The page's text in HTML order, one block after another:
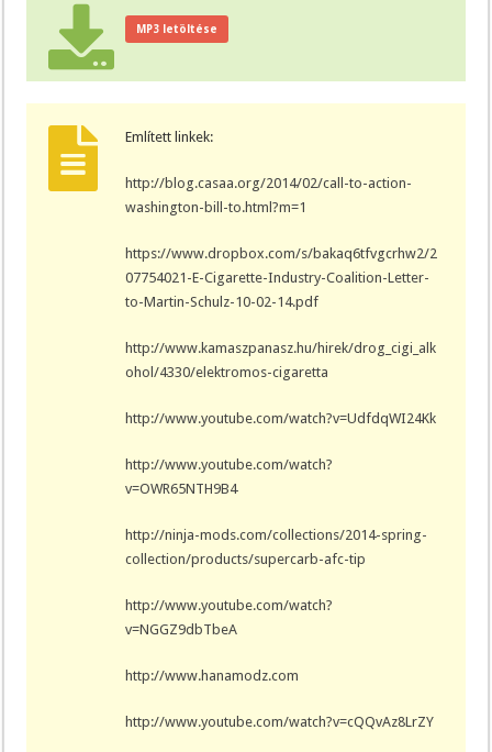
MP3 letöltése
Említett linkek:
http://blog.casaa.org/2014/02/call-to-action-
washington-bill-to.html?m=1
https://www.dropbox.com/s/bakaq6tfvgcrhw2/2
07754021-E-Cigarette-Industry-Coalition-Letter-
to-Martin-Schulz-10-02-14.pdf
http://www.kamaszpanasz.hu/hirek/drog_cigi_alk
ohol/4330/elektromos-cigaretta
http://www.youtube.com/watch?v=UdfdqWI24Kk
http://www.youtube.com/watch?
v=OWR65NTH9B4
http://ninja-mods.com/collections/2014-spring-
collection/products/supercarb-afc-tip
http://www.youtube.com/watch?
v=NGGZ9dbTbeA
http://www.hanamodz.com
http://www.youtube.com/watch?v=cQQvAz8LrZY